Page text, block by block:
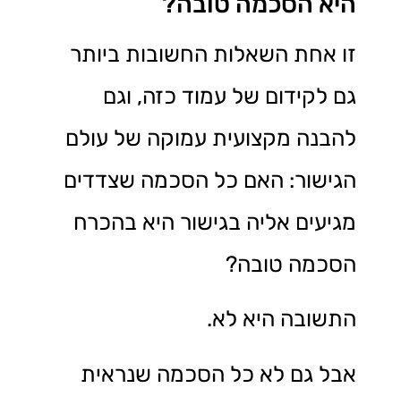
זו אחת השאלות החשובות ביותר
גם לקידום של עמוד כזה, וגם
להבנה מקצועית עמוקה של עולם
הגישור: האם כל הסכמה שצדדים
מגיעים אליה בגישור היא בהכרח
הסכמה טובה?
התשובה היא לא.
אבל גם לא כל הסכמה שנראית